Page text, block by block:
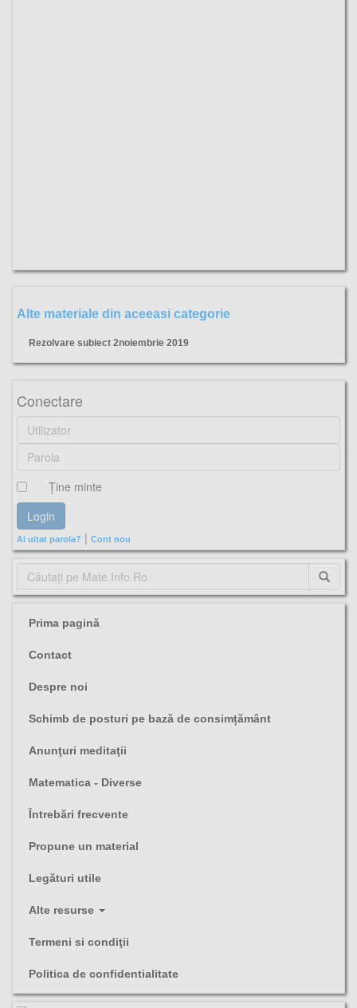
Alte materiale din aceeasi categorie
Rezolvare subiect 2noiembrie 2019
Conectare
Ţine minte
Ai uitat parola? | Cont nou
Prima pagină
Contact
Despre noi
Schimb de posturi pe bază de consimțământ
Anunţuri meditaţii
Matematica - Diverse
Întrebări frecvente
Propune un material
Legături utile
Alte resurse
Termeni si condiţii
Politica de confidentialitate